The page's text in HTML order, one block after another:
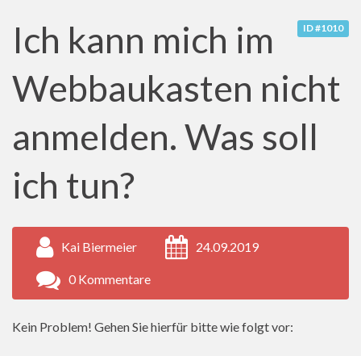
ID #1010
Ich kann mich im
Webbaukasten nicht
anmelden. Was soll
ich tun?
Kai Biermeier 24.09.2019
0 Kommentare
Kein Problem! Gehen Sie hierfür bitte wie folgt vor: